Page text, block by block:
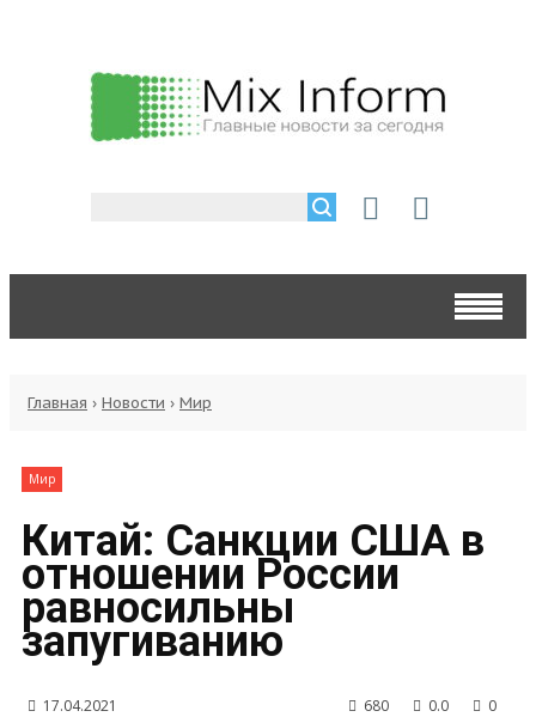
Главная › Новости › Мир
Мир
Китай: Санкции США в
отношении России
равносильны
запугиванию
17.04.2021 680 0.0 0